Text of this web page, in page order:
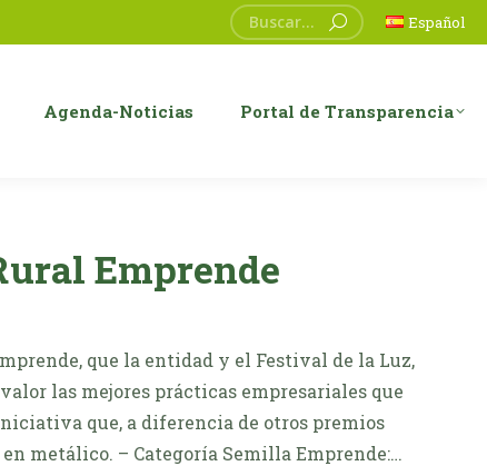
Buscar: Español
Agenda-Noticias Portal de Transparencia
Emprende
que la entidad y el Festival de la Luz,
las mejores prácticas empresariales que
que, a diferencia de otros premios
metálico. – Categoría Semilla Emprende:…